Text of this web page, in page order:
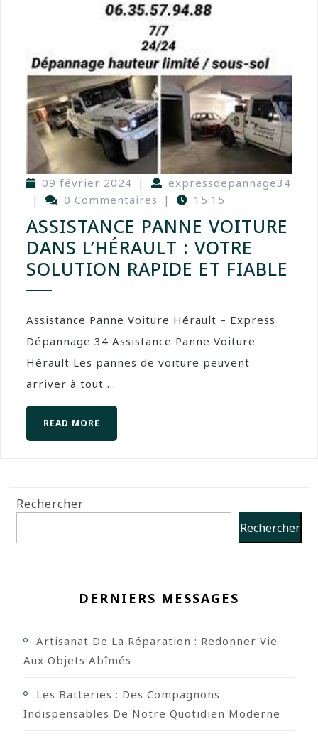
09 février 2024 |
expressdepannage34
|
0 Commentaires | 15:15
ASSISTANCE PANNE VOITURE
DANS L’HÉRAULT : VOTRE
SOLUTION RAPIDE ET FIABLE
Assistance Panne Voiture Hérault – Express
Dépannage 34 Assistance Panne Voiture
Hérault Les pannes de voiture peuvent
arriver à tout ...
READ MORE
Rechercher
Rechercher
DERNIERS MESSAGES
Artisanat De La Réparation : Redonner Vie
Aux Objets Abîmés
Les Batteries : Des Compagnons
Indispensables De Notre Quotidien Moderne